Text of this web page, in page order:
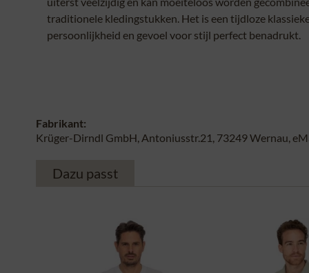
traditionele kledingstukken. Het is een tijdloze
persoonlijkheid en gevoel voor stijl perfect benadrukt.
Fabrikant:
Krüger-Dirndl GmbH, Antoniusstr.21, 73249 Wernau,
Dazu passt